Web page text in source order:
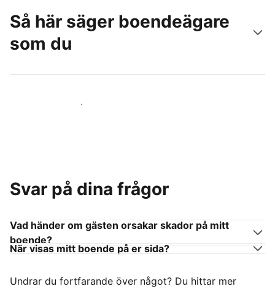
Så här säger boendeägare
som du
Anslut dig till andra värdar
Svar på dina frågor
Vad händer om gästen orsakar skador på mitt
boende?
När visas mitt boende på er sida?
Undrar du fortfarande över något? Du hittar mer